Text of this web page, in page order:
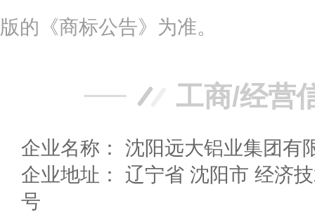
版的《商标公告》为准。
工商/经营
企业名称： 沈阳远大铝业集团有
企业地址： 辽宁省 沈阳市 经济技术开发区十三号街22
号